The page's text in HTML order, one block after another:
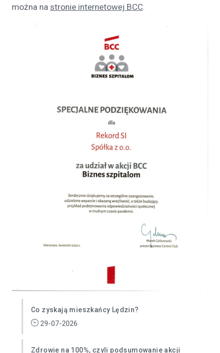
można na stronie internetowej BCC
Co zyskają mieszkańcy Lędzin?
29-07-2026
Zdrowie na 100%, czyli podsumowanie akcji